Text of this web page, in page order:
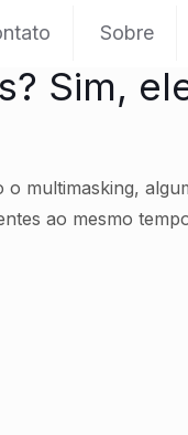
Sobre
Sim,
multimasking,
ao mesmo